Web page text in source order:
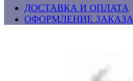
ДОСТАВКА И ОПЛАТА
ОФОРМЛЕНИЕ ЗАКАЗА